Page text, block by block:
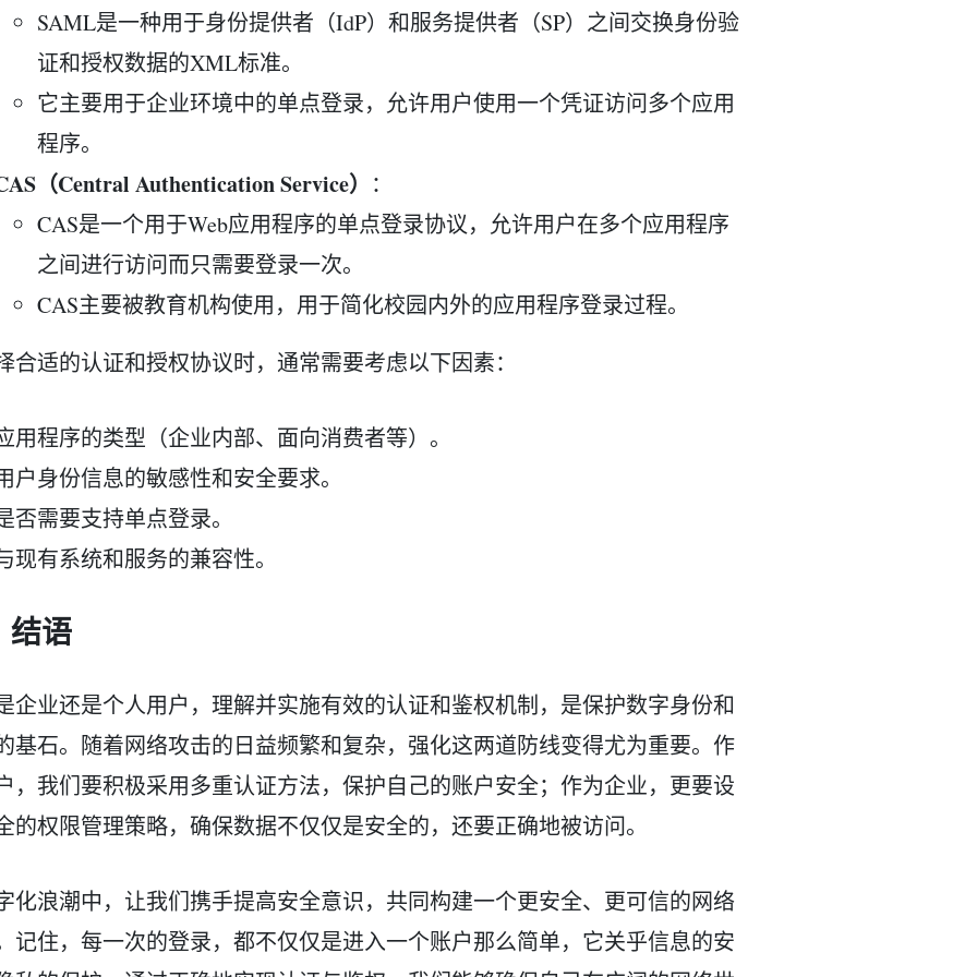
SAML是一种用于身份提供者（IdP）和服务提供者（SP）之间交换身份验
证和授权数据的XML标准。
它主要用于企业环境中的单点登录，允许用户使用一个凭证访问多个应用
程序。
（Central Authentication Service） ：
CAS是一个用于Web应用程序的单点登录协议，允许用户在多个应用程序
之间进行访问而只需要登录一次。
CAS主要被教育机构使用，用于简化校园内外的应用程序登录过程。
合适的认证和授权协议时，通常需要考虑以下因素：
用程序的类型（企业内部、面向消费者等）。
户身份信息的敏感性和安全要求。
否需要支持单点登录。
现有系统和服务的兼容性。
结语
企业还是个人用户，理解并实施有效的认证和鉴权机制，是保护数字身份和
基石。随着网络攻击的日益频繁和复杂，强化这两道防线变得尤为重要。作
，我们要积极采用多重认证方法，保护自己的账户安全；作为企业，更要设
的权限管理策略，确保数据不仅仅是安全的，还要正确地被访问。
化浪潮中，让我们携手提高安全意识，共同构建一个更安全、更可信的网络
记住，每一次的登录，都不仅仅是进入一个账户那么简单，它关乎信息的安